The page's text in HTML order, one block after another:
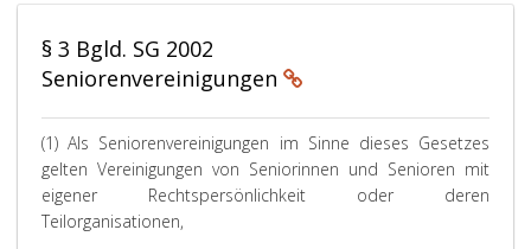
§ 3 Bgld. SG 2002
Seniorenvereinigungen
(1) Als Seniorenvereinigungen im Sinne dieses Gesetzes
gelten Vereinigungen von Seniorinnen und Senioren mit
eigener Rechtspersönlichkeit oder deren
Teilorganisationen,